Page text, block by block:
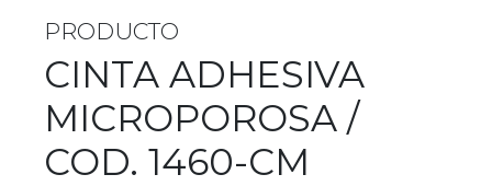
PRODUCTO
CINTA ADHESIVA
MICROPOROSA /
COD. 1460-CM